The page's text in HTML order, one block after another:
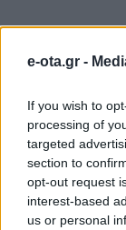
e-ota.gr -
If you wish to
processing of
targeted
section to
opt-out request
interest-based
us or personal
ΟΛΕΣ ΟΙ
Νέους
Σε
σήμερα η
Εγκρίθηκε
του δήμου